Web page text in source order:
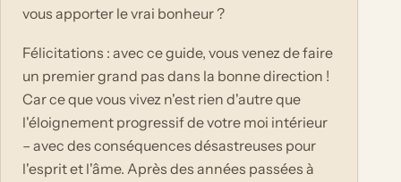
vous apporter le vrai bonheur ?
Félicitations : avec ce guide, vous venez de faire
un premier grand pas dans la bonne direction !
Car ce que vous vivez n'est rien d'autre que
l'éloignement progressif de votre moi intérieur
– avec des conséquences désastreuses pour
l'esprit et l'âme. Après des années passées à